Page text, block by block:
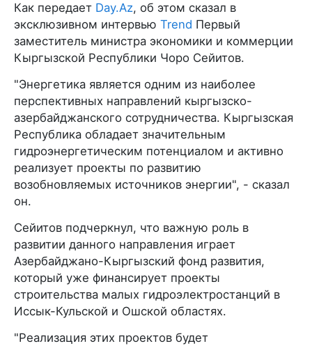
Как передает Day.Az, об этом сказал в
эксклюзивном интервью Trend Первый
заместитель министра экономики и коммерции
Кыргызской Республики Чоро Сейитов.
"Энергетика является одним из наиболее
перспективных направлений кыргызско-
азербайджанского сотрудничества. Кыргызская
Республика обладает значительным
гидроэнергетическим потенциалом и активно
реализует проекты по развитию
возобновляемых источников энергии", - сказал
он.
Сейитов подчеркнул, что важную роль в
развитии данного направления играет
Азербайджано-Кыргызский фонд развития,
который уже финансирует проекты
строительства малых гидроэлектростанций в
Иссык-Кульской и Ошской областях.
"Реализация этих проектов будет